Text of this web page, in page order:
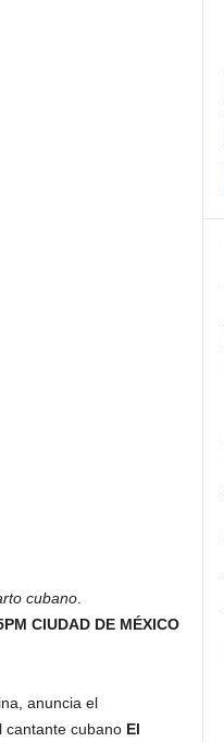
cubano.
CIUDAD DE MÉXICO
anuncia el
cantante cubano El